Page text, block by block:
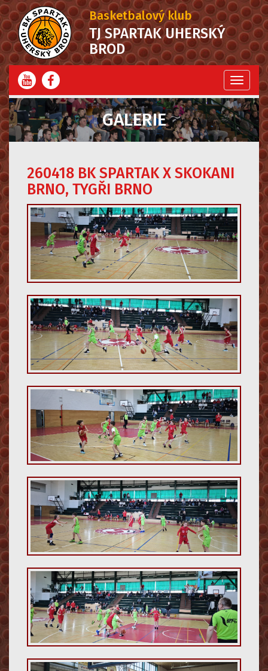
Basketbalový klub
TJ SPARTAK UHERSKÝ
BROD
Menu
GALERIE
260418 BK SPARTAK X SKOKANI
BRNO, TYGŘI BRNO